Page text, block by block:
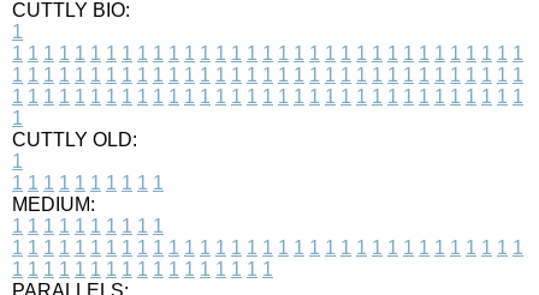
CUTTLY BIO:
1
1 1 1 1 1 1 1 1 1 1 1 1 1 1 1 1 1 1 1 1 1 1 1 1 1 1 1 1 1 1 1 1 1
1 1 1 1 1 1 1 1 1 1 1 1 1 1 1 1 1 1 1 1 1 1 1 1 1 1 1 1 1 1 1 1 1
1 1 1 1 1 1 1 1 1 1 1 1 1 1 1 1 1 1 1 1 1 1 1 1 1 1 1 1 1 1 1 1 1
1
CUTTLY OLD:
1
1 1 1 1 1 1 1 1 1 1
MEDIUM:
1 1 1 1 1 1 1 1 1 1
1 1 1 1 1 1 1 1 1 1 1 1 1 1 1 1 1 1 1 1 1 1 1 1 1 1 1 1 1 1 1 1 1
1 1 1 1 1 1 1 1 1 1 1 1 1 1 1 1 1
PARALLELS: